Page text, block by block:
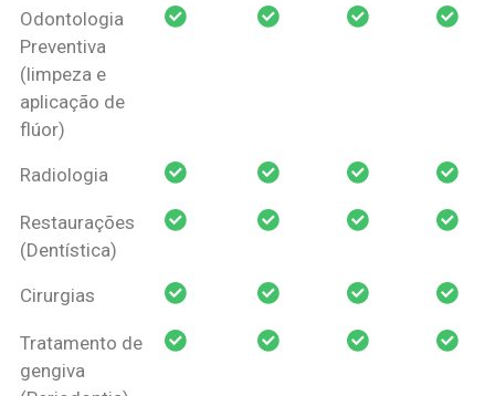
Odontologia
Preventiva
(limpeza e
aplicação de
flúor)
Radiologia
Restaurações
(Dentística)
Cirurgias
Tratamento de
gengiva